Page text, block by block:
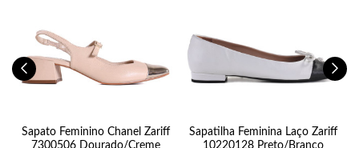
Sapato Feminino Chanel Zariff
7300506 Dourado/Creme
Sapatilha Feminina Laço Zariff
10220128 Preto/Branco